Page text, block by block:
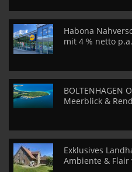
Habona
mit 4 % netto p.a.
BOLTENHAGEN
Meerblick &
Exklusives
Ambiente & Flair